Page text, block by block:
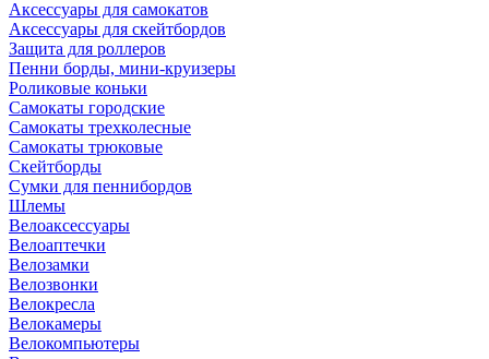
Аксессуары для самокатов
Аксессуары для скейтбордов
Защита для роллеров
Пенни борды, мини-круизеры
Роликовые коньки
Самокаты городские
Самокаты трехколесные
Самокаты трюковые
Скейтборды
Сумки для пеннибордов
Шлемы
Велоаксессуары
Велоаптечки
Велозамки
Велозвонки
Велокресла
Велокамеры
Велокомпьютеры